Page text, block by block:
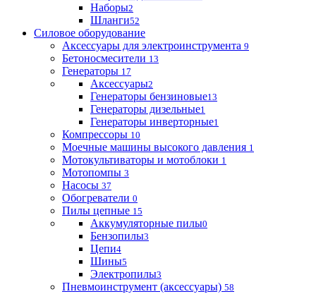
Наборы2
Шланги52
Силовое оборудование
Аксессуары для электроинструмента 9
Бетоносмесители 13
Генераторы 17
Аксессуары2
Генераторы бензиновые13
Генераторы дизельные1
Генераторы инверторные1
Компрессоры 10
Моечные машины высокого давления 1
Мотокультиваторы и мотоблоки 1
Мотопомпы 3
Насосы 37
Обогреватели 0
Пилы цепные 15
Аккумуляторные пилы0
Бензопилы3
Цепи4
Шины5
Электропилы3
Пневмоинструмент (аксессуары) 58